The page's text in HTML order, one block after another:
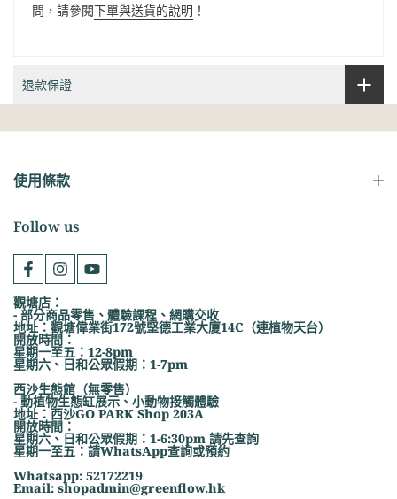
問，請參閱下單與送貨的說明 ！
退款保證
使用條款
Follow us
觀塘店：
- 部分商品零售、體驗課程、網購交收
地址：觀塘偉業街172號堅德工業大廈14C（連植物天台）
開放時間：
星期一至五：12-8pm
星期六、日和公眾假期：1-7pm
西沙生態館（無零售）
- 動植物生態缸展示、小動物接觸體驗
地址：西沙GO PARK Shop 203A
開放時間：
星期六、日和公眾假期：1-6:30pm 請先查詢
星期一至五：請WhatsApp查詢或預約
Whatsapp: 52172219
Email: shopadmin@greenflow.hk